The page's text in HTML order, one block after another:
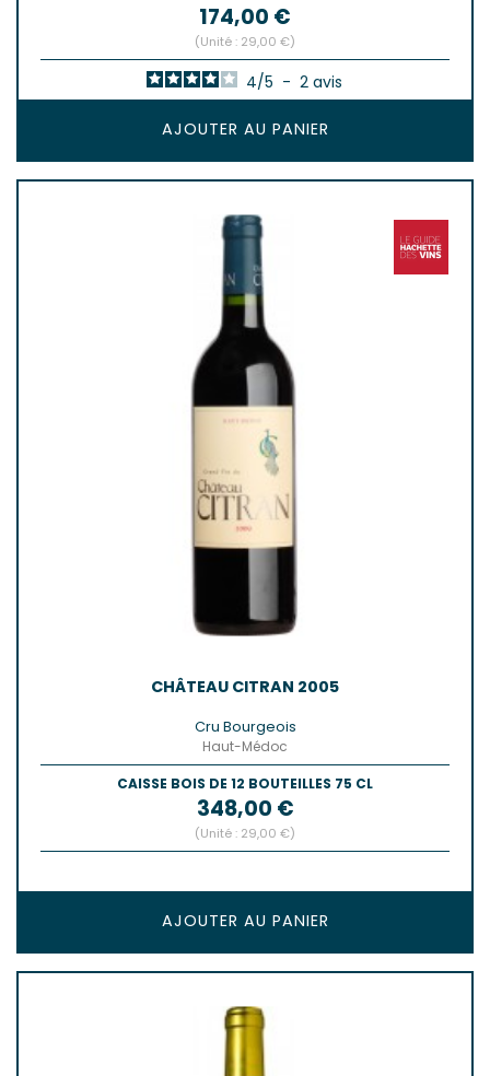
Prix
174,00 €
(Unité : 29,00 €)
4/5 - 2 avis
AJOUTER AU PANIER
CHÂTEAU CITRAN 2005
Cru Bourgeois
Haut-Médoc
CAISSE BOIS DE 12 BOUTEILLES 75 CL
Prix
348,00 €
(Unité : 29,00 €)
AJOUTER AU PANIER